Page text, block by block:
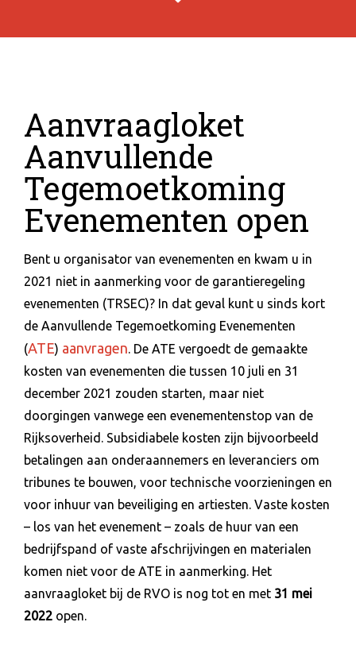
Aanvraagloket
Aanvullende
Tegemoetkoming
Evenementen open
Bent u organisator van evenementen en kwam u in
2021 niet in aanmerking voor de garantieregeling
evenementen (TRSEC)? In dat geval kunt u sinds kort
de Aanvullende Tegemoetkoming Evenementen
(ATE) aanvragen . De ATE vergoedt de gemaakte
kosten van evenementen die tussen 10 juli en 31
december 2021 zouden starten, maar niet
doorgingen vanwege een evenementenstop van de
Rijksoverheid. Subsidiabele kosten zijn bijvoorbeeld
betalingen aan onderaannemers en leveranciers om
tribunes te bouwen, voor technische voorzieningen en
voor inhuur van beveiliging en artiesten. Vaste kosten
– los van het evenement – zoals de huur van een
bedrijfspand of vaste afschrijvingen en materialen
komen niet voor de ATE in aanmerking. Het
aanvraagloket bij de RVO is nog tot en met 31 mei
2022 open.